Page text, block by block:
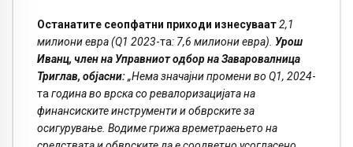
Останатите сеопфатни приходи изнесуваат2,1
милиони евра (Q1 2023-та: 7,6 милиони евра). Урош
Иванц, член на Управниот одбор на Заваровалница
Триглав, објасни:„Нема значајни промени во Q1, 2024-
та година во врска со ревалоризацијата на
финансиските инструменти и обврските за
осигурување. Водиме грижа времетраењето на